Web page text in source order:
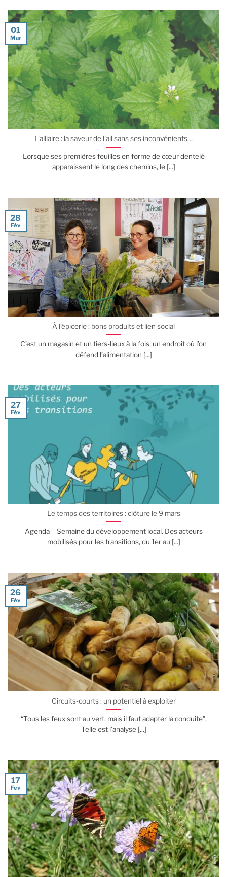
L’alliaire : la saveur de l’ail sans ses inconvénients…
Lorsque ses premières feuilles en forme de cœur dentelé
apparaissent le long des chemins, le [...]
01
Mar
À l’épicerie : bons produits et lien social
C’est un magasin et un tiers-lieux à la fois, un endroit où l’on
défend l’alimentation [...]
28
Fév
Le temps des territoires : clôture le 9 mars
Agenda – Semaine du développement local. Des acteurs
mobilisés pour les transitions, du 1er au [...]
27
Fév
Circuits-courts : un potentiel à exploiter
“Tous les feux sont au vert, mais il faut adapter la conduite”.
Telle est l’analyse [...]
26
Fév
17
Fév